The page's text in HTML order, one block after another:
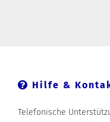
Hilfe &
Telefonische